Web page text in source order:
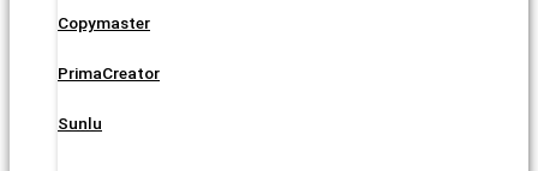
Copymaster
PrimaCreator
Sunlu